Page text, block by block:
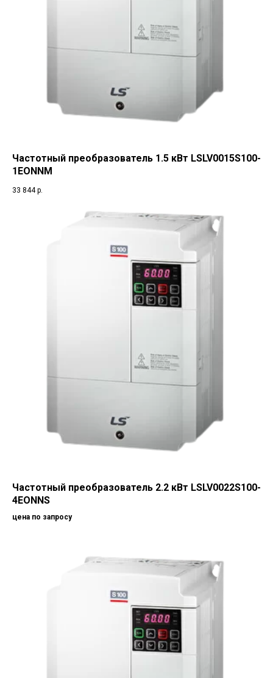
Частотный преобразователь 1.5 кВт LSLV0015S100-
1EONNM
33 844 р.
Частотный преобразователь 2.2 кВт LSLV0022S100-
4EONNS
цена по запросу